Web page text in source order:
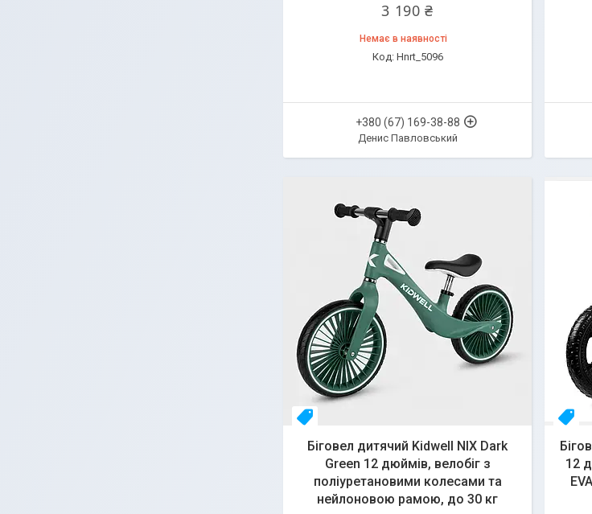
3 190 ₴
Немає в наявності
Hnrt_5096
+380 (67) 169-38-88
Денис Павловський
Біговел дитячий Kidwell NIX Dark
Green 12 дюймів, велобіг з
поліуретановими колесами та
нейлоновою рамою, до 30 кг
12